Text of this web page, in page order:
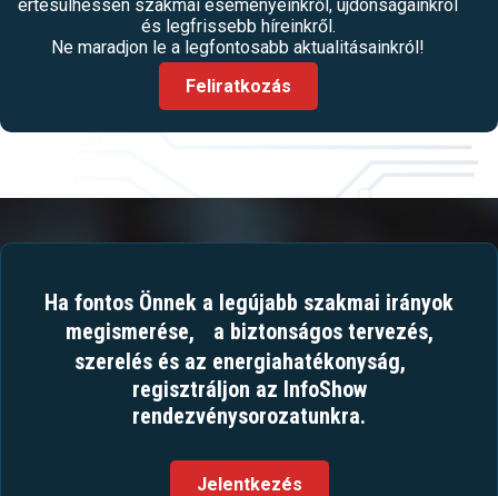
értesülhessen szakmai eseményeinkről, újdonságainkról
és legfrissebb híreinkről.
Ne maradjon le a legfontosabb aktualitásainkról!
Feliratkozás
Ha fontos Önnek a legújabb szakmai irányok
megismerése, a biztonságos tervezés,
szerelés és az energiahatékonyság,
regisztráljon az InfoShow
rendezvénysorozatunkra.
Jelentkezés